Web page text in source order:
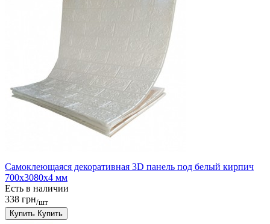
Самоклеющаяся декоративная 3D панель под белый кирпич
700x3080x4 мм
Есть в наличии
338 грн/шт
Купить Купить